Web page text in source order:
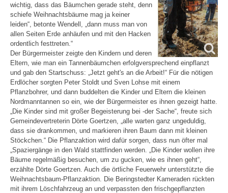
wichtig, dass das Bäumchen gerade steht, denn
schiefe Weihnachtsbäume mag ja keiner
leiden“, betonte Wendell, „dann muss man von
allen Seiten Erde anhäufen und mit den Hacken
ordentlich festtreten.“
Der Bürgermeister zeigte den Kindern und deren
Eltern, wie man ein Tannenbäumchen erfolgversprechend einpflanzt
und gab den Startschuss: „Jetzt geht's an die Arbeit!“ Für die nötigen
Erdlöcher sorgten Peter Stoldt und Sven Lohse mit einem
Pflanzbohrer, und dann buddelten die Kinder und Eltern die kleinen
Nordmanntannen so ein, wie der Bürgermeister es ihnen gezeigt hatte.
„Die Kinder sind mit großer Begeisterung bei -der Sache“, freute sich
Gemeindevertreterin Dörte Goertzen, „alle warten ganz ungeduldig,
dass sie drankommen, und markieren ihren Baum dann mit kleinen
Stöckchen.“ Die Pflanzaktion wird dafür sorgen, dass nun öfter mal
„Spaziergänge in den Wald stattfinden werden. „Die Kinder wollen ihre
Bäume regelmäßig besuchen, um zu gucken, wie es ihnen geht“,
erzählte Dörte Goertzen. Auch die örtliche Feuerwehr unterstützte die
Weihnachtsbaum-Pflanzaktion. Die Beringstedter Kameraden rückten
mit ihrem Löschfahrzeug an und verpassten den frischgepflanzten